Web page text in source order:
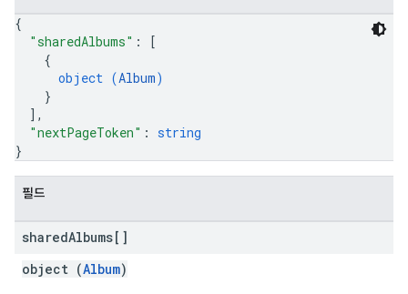
{
"sharedAlbums" :
[
{
object (Album)
}
] ,
"nextPageToken" : string
}
필드
sharedAlbums[]
object (Album)